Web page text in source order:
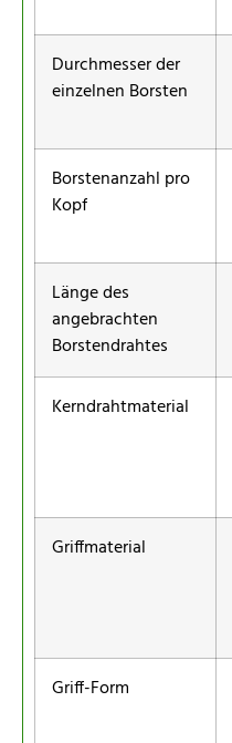
Durchmesser der
einzelnen Borsten
Borstenanzahl pro
Kopf
Länge des
angebrachten
Borstendrahtes
Kerndrahtmaterial
Griffmaterial
Griff-Form